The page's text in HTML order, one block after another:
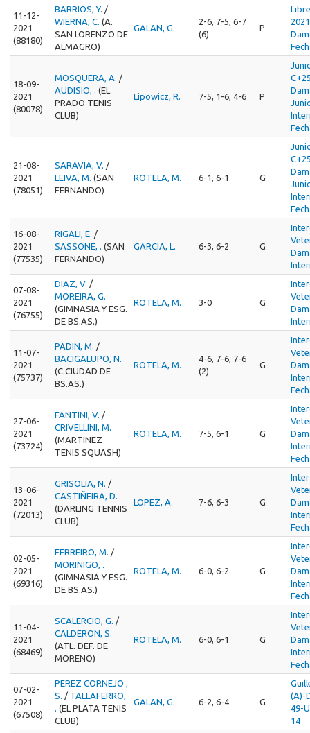
11-12-
2021
(88180)
BARRIOS, Y. /
WIERNA, C. (A.
SAN LORENZO DE
ALMAGRO)
GALAN, G.
2-6, 7-5, 6-7
(6)
P
18-09-
2021
(80078)
MOSQUERA, A. /
AUDISIO, . (EL
PRADO TENIS
CLUB)
Lipowicz, R. 7-5, 1-6, 4-6 P
21-08-
2021
(78051)
SARAVIA, V. /
LEIVA, M. (SAN
FERNANDO)
ROTELA, M. 6-1, 6-1 G
16-08-
2021
(77535)
RIGALI, E. /
SASSONE, . (SAN
FERNANDO)
GARCIA, L. 6-3, 6-2 G
07-08-
2021
(76755)
DIAZ, V. /
MOREIRA, G.
(GIMNASIA Y ESG.
DE BS.AS.)
ROTELA, M. 3-0 G
11-07-
2021
(75737)
PADIN, M. /
BACIGALUPO, N.
(C.CIUDAD DE
BS.AS.)
ROTELA, M.
4-6, 7-6, 7-6
(2)
G
27-06-
2021
(73724)
FANTINI, V. /
CRIVELLINI, M.
(MARTINEZ
TENIS SQUASH)
ROTELA, M. 7-5, 6-1 G
13-06-
2021
(72013)
GRISOLIA, N. /
CASTIÑEIRA, D.
(DARLING TENNIS
CLUB)
LOPEZ, A. 7-6, 6-3 G
02-05-
2021
(69316)
FERREIRO, M. /
MORINIGO, .
(GIMNASIA Y ESG.
DE BS.AS.)
ROTELA, M. 6-0, 6-2 G
11-04-
2021
(68469)
SCALERCIO, G. /
CALDERON, S.
(ATL. DEF. DE
MORENO)
ROTELA, M. 6-0, 6-1 G
07-02-
2021
(67508)
PEREZ CORNEJO ,
S. / TALLAFERRO,
. (EL PLATA TENIS
CLUB)
GALAN, G. 6-2, 6-4 G
(A)-
49-
14